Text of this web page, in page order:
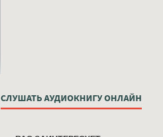
СЛУШАТЬ АУДИОКНИГУ ОНЛАЙН